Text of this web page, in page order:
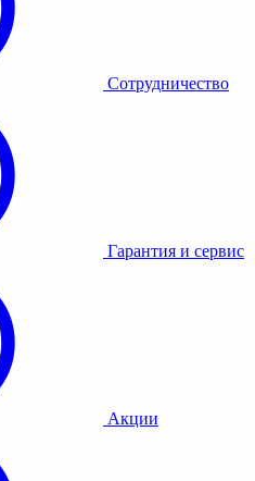
Сотрудничество
Гарантия и сервис
Акции